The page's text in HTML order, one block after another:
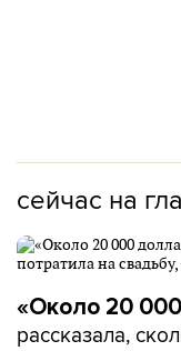
сейчас на
«Около 20
рассказала,